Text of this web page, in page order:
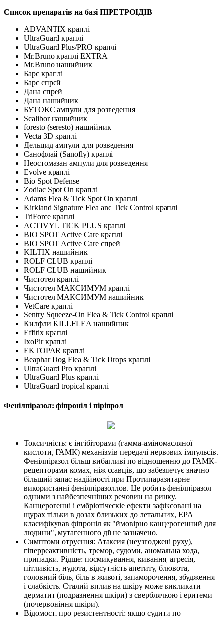
Список препаратів на базі ПІРЕТРОІДІВ
ADVANTIX краплі
UltraGuard краплі
UltraGuard Plus/PRO краплі
Mr.Bruno краплі EXTRA
Mr.Bruno нашийник
Барс краплі
Барс спрей
Дана спрей
Дана нашийник
БУТОКС ампули для розведення
Scalibor нашийник
foresto (seresto) нашийник
Vecta 3D краплі
Дельцид ампули для розведення
Санофлай (Sanofly) краплі
Неостомазан ампули для розведення
Evolve краплі
Bio Spot Defense
Zodiac Spot On краплі
Adams Flea & Tick Spot On краплі
Kirkland Signature Flea and Tick Control краплі
TriForce краплі
ACTIVYL TICK PLUS краплі
BIO SPOT Active Care краплі
BIO SPOT Active Care спрей
KILTIX нашийник
ROLF CLUB краплі
ROLF CLUB нашийник
Чистотел краплі
Чистотел МАКСИМУМ краплі
Чистотел МАКСИМУМ нашийник
VetCare краплі
Sentry Squeeze-On Flea & Tick Control краплі
Килфли KILLFLEA нашийник
Effitix краплі
IxoPir краплі
EKTOPAR краплі
Beaphar Dog Flea & Tick Drops краплі
UltraGuard Pro краплі
UltraGuard Plus краплі
UltraGuard tropical краплі
Фенілпіразол: фіпроніл і піріпрол
Токсичність: є інгібіторами (гамма-аміномасляної
кислоти, ГАМК) механізмів передачі нервових імпульсів.
Фенілпіразол більш вибагливі по відношенню до ГАМК-
рецепторами комах, ніж ссавців, що забезпечує значно
більший запас надійності при Протипаразитарне
використанні фенілпіразоллов. Це робить фенілпіразол
одними з найбезпечніших речовин на ринку.
Канцерогенні і ембріотіческіе ефекти зафіксовані на
щурах тільки в дозах близьких до летальних, EPA
класифікував фіпроніл як "ймовірно канцерогенний для
людини", мутагенного дії не зазначено.
Симптоми отруєння: Атаксия (неузгоджені руху),
гіперреактивність, тремор, судоми, аномальна хода,
припадки. Рідше: посмикування, кивання, агресія,
пітливість, нудота, відсутність апетиту, блювота,
головний біль, біль в животі, запаморочення, збудження
і слабкість. Сталий вплив на шкіру може викликати
дерматит (подразнення шкіри) з сверблячкою і еритеми
(почервоніння шкіри).
Відомості про резистентності: якщо судити по